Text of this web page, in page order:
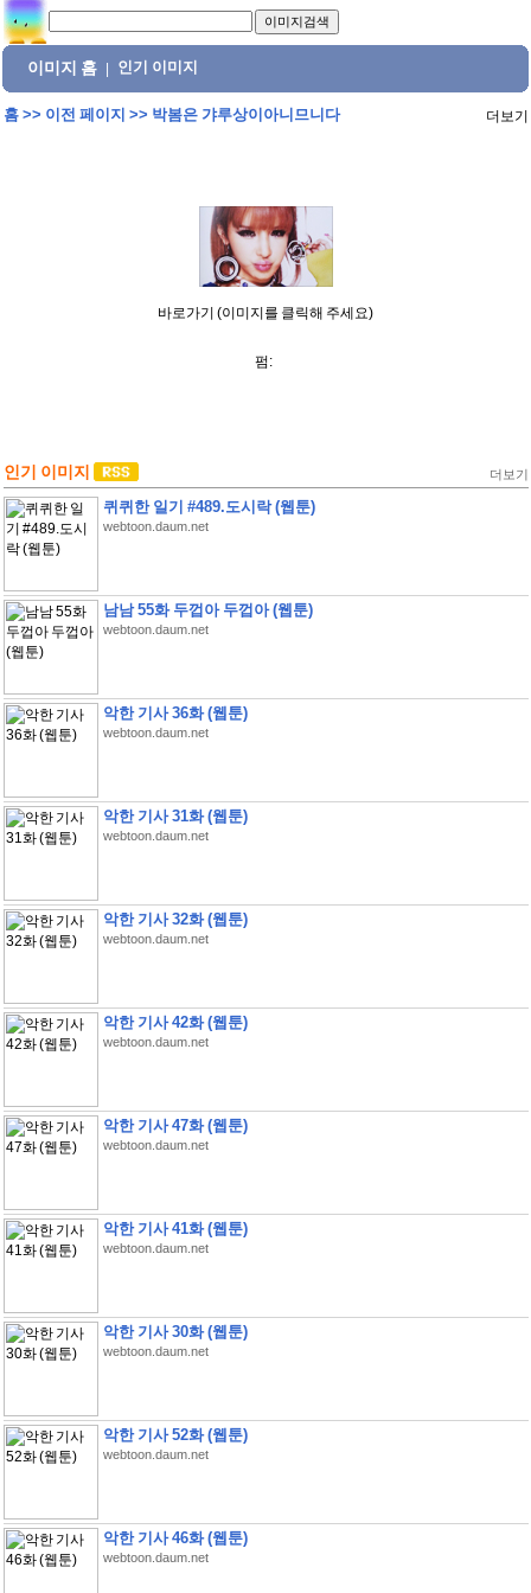
이미지 홈 인기 이미지
홈>> 이전 페이지 >> 박봄은 갸루상이아니므니다 더보기
바로가기 (이미지를 클릭해 주세요)
펌:
인기 이미지 더보기
퀴퀴한 일기 #489.도시락 (웹툰)
webtoon.daum.net
남남 55화 두껍아 두껍아 (웹툰)
webtoon.daum.net
악한 기사 36화 (웹툰)
webtoon.daum.net
악한 기사 31화 (웹툰)
webtoon.daum.net
악한 기사 32화 (웹툰)
webtoon.daum.net
악한 기사 42화 (웹툰)
webtoon.daum.net
악한 기사 47화 (웹툰)
webtoon.daum.net
악한 기사 41화 (웹툰)
webtoon.daum.net
악한 기사 30화 (웹툰)
webtoon.daum.net
악한 기사 52화 (웹툰)
webtoon.daum.net
악한 기사 46화 (웹툰)
webtoon.daum.net